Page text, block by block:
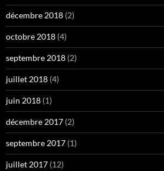
décembre 2018 (2)
octobre 2018 (4)
septembre 2018 (2)
juillet 2018 (4)
juin 2018 (1)
décembre 2017 (2)
septembre 2017 (1)
juillet 2017 (12)